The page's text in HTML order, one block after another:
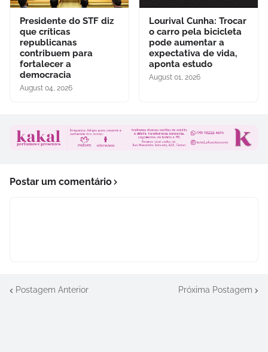
Presidente do STF diz
que críticas
republicanas
contribuem para
fortalecer a
democracia
August 04, 2026
Lourival Cunha: Trocar
o carro pela bicicleta
pode aumentar a
expectativa de vida,
aponta estudo
August 01, 2026
Postar um comentário
Postagem Anterior Próxima Postagem